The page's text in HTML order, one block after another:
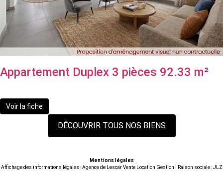
Appartement Duplex 3 pièces 92.33 m²
Voir la fiche
DÉCOUVRIR TOUS NOS BIENS
Mentions légales
Affichage des informations légales : Agence de Lescar Vente Location Gestion | Raison sociale : JLZ